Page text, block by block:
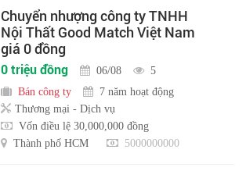
Chuyển nhượng công ty TNHH
Nội Thất Good Match Việt Nam
giá 0 đồng
0 triệu đồng 06/08
5
Bán công ty
7 năm hoạt động
Thương mại - Dịch vụ
Vốn điều lệ 30,000,000 đồng
Thành phố HCM
5000000000